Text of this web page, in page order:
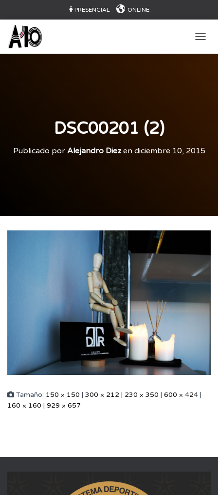
PRESENCIAL ONLINE
DSC00201 (2)
Publicado por Alejandro Diezen diciembre 10, 2015
Tamaño: 150 × 150 | 300 × 212 | 230 × 350 | 600 × 424 |
160 × 160 | 929 × 657